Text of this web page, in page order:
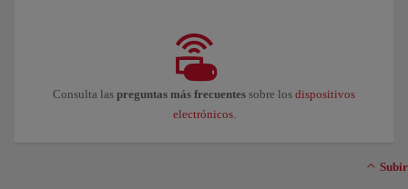
Consulta las preguntas más frecuentes sobre los dispositivos
electrónicos.
Subir